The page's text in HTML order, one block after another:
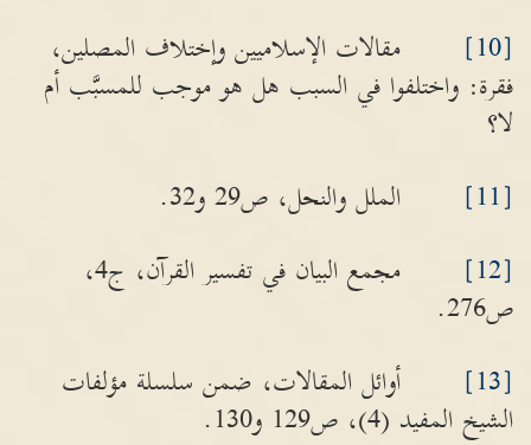
[10]
مقالات الإسلاميين وإختلاف المصلين،
فقرة: واختلفوا في السبب هل هو موجب للمسبَّب أم
لا؟
[11]
الملل والنحل، ص29 و32.
[12]
مجمع البيان في تفسير القرآن، ج4،
ص276.
[13]
أوائل المقالات، ضمن سلسلة مؤلفات
الشيخ المفيد (4)، ص129 و130.